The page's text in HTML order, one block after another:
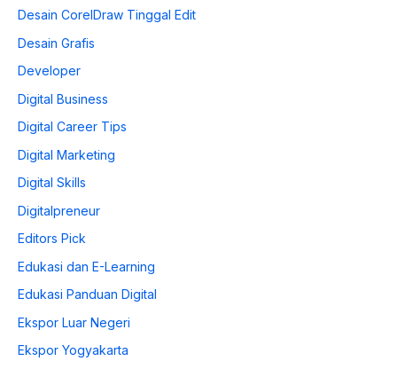
Desain CorelDraw Tinggal Edit
Desain Grafis
Developer
Digital Business
Digital Career Tips
Digital Marketing
Digital Skills
Digitalpreneur
Editors Pick
Edukasi dan E-Learning
Edukasi Panduan Digital
Ekspor Luar Negeri
Ekspor Yogyakarta